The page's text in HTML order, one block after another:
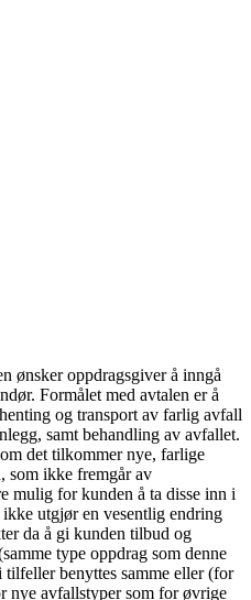
ønsker oppdragsgiver å inngå
Formålet med avtalen er å
og transport av farlig avfall
samt behandling av avfallet.
det tilkommer nye, farlige
som ikke fremgår av
mulig for kunden å ta disse inn i
ikke utgjør en vesentlig endring
da å gi kunden tilbud og
type oppdrag som denne
benyttes samme eller (for
nye avfallstyper som for øvrige